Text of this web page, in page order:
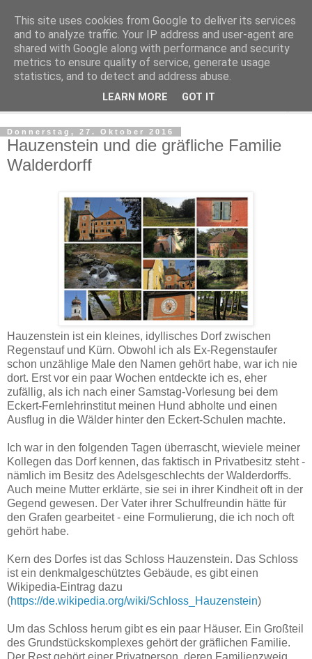
Regensburger Tagebuch
Notizen aus der nördlichsten Stadt Italiens
Donnerstag, 27. Oktober 2016
Hauzenstein und die gräfliche Familie
Walderdorff
Hauzenstein ist ein kleines, idyllisches Dorf zwischen
Regenstauf und Kürn. Obwohl ich als Ex-Regenstaufer
schon unzählige Male den Namen gehört habe, war ich nie
dort. Erst vor ein paar Wochen entdeckte ich es, eher
zufällig, als ich nach einer Samstag-Vorlesung bei dem
Eckert-Fernlehrinstitut meinen Hund abholte und einen
Ausflug in die Wälder hinter den Eckert-Schulen machte.
Ich war in den folgenden Tagen überrascht, wieviele meiner
Kollegen das Dorf kennen, das faktisch in Privatbesitz steht -
nämlich im Besitz des Adelsgeschlechts der Walderdorffs.
Auch meine Mutter erklärte, sie sei in ihrer Kindheit oft in der
Gegend gewesen. Der Vater ihrer Schulfreundin hätte für
den Grafen gearbeitet - eine Formulierung, die ich noch oft
gehört habe.
Kern des Dorfes ist das Schloss Hauzenstein. Das Schloss
ist ein denkmalgeschütztes Gebäude, es gibt einen
Wikipedia-Eintrag dazu
(https://de.wikipedia.org/wiki/Schloss_Hauzenstein)
Um das Schloss herum gibt es ein paar Häuser. Ein Großteil
des Grundstückskomplexes gehört der gräflichen Familie.
Der Rest gehört einer Privatperson, deren Familienzweig
This site uses cookies from Google to deliver its services
and to analyze traffic. Your IP address and user-agent are
shared with Google along with performance and security
metrics to ensure quality of service, generate usage
statistics, and to detect and address abuse.
LEARN MORE GOT IT